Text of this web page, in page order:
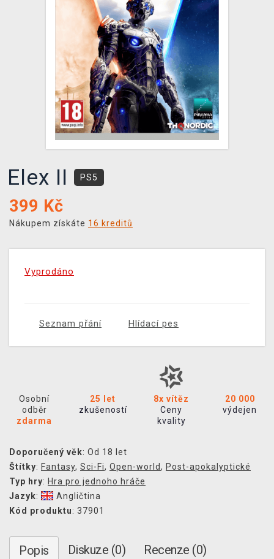
TCG & BOARDGAME HUB
VÝKUP HER (BAZAR)
Elex II PS5
399 Kč
Nákupem získáte 16 kreditů
Vyprodáno
Seznam přání Hlídací pes
Osobní
odběr
zdarma
25 let
zkušeností
8x vítěz
Ceny
kvality
20 000
výdejen
Doporučený věk: Od 18 let
Štítky: Fantasy, Sci-Fi, Open-world, Post-apokalyptické
Typ hry: Hra pro jednoho hráče
Jazyk:
Angličtina
Kód produktu: 37901
Popis Diskuze (0) Recenze (0)